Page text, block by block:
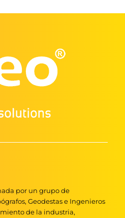
por un grupo de
Geodestas e Ingenieros
de la industria,